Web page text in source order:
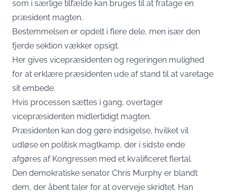
som i særlige tilfælde kan bruges til at fratage en
præsident magten.
Bestemmelsen er opdelt i flere dele, men især den
fjerde sektion vækker opsigt.
Her gives vicepræsidenten og regeringen mulighed
for at erklære præsidenten ude af stand til at varetage
sit embede.
Hvis processen sættes i gang, overtager
vicepræsidenten midlertidigt magten.
Præsidenten kan dog gøre indsigelse, hvilket vil
udløse en politisk magtkamp, der i sidste ende
afgøres af Kongressen med et kvalificeret flertal.
Den demokratiske senator Chris Murphy er blandt
dem, der åbent taler for at overveje skridtet. Han